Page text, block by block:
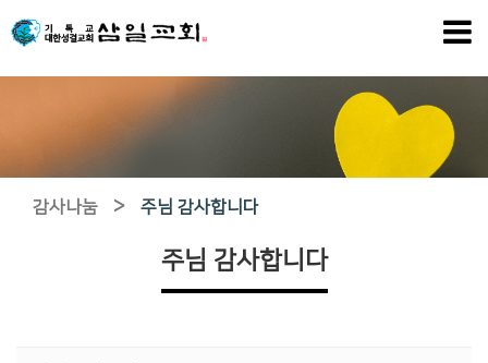
감사나눔 > 주님 감사합니다
주님 감사합니다